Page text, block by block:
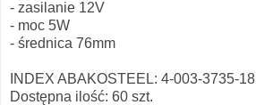
- zasilanie 12V
- moc 5W
- średnica 76mm
INDEX ABAKOSTEEL: 4-003-3735-18
Dostępna ilość: 60 szt.